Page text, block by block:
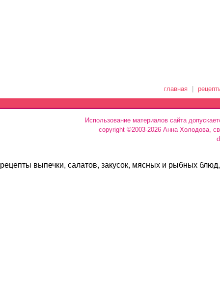
главная
Использование материалов сайта
copyright ©2003-2026 Анна Холодова,
рецепты выпечки, салатов, закусок, мясных и рыбных